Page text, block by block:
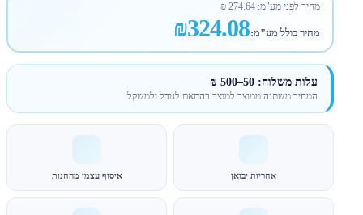
מחיר לפני מע"מ:274.64
₪
מחיר כולל מע"מ:₪324.08
עלות משלוח: 50–500 ₪
המחיר משתנה ממוצר למוצר בהתאם לגודל ולמשקל
אחריות יבואן איסוף עצמי מהחנות